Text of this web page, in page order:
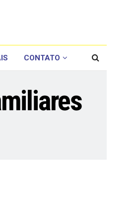
CONTATO